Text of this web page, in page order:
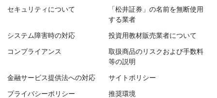
セキュリティについて
「松井証券」の名前を無断使用
する業者
システム障害時の対応 投資用教材販売業者について
コンプライアンス
取扱商品のリスクおよび手数料
等の説明
金融サービス提供法への対応 サイトポリシー
プライバシーポリシー 推奨環境